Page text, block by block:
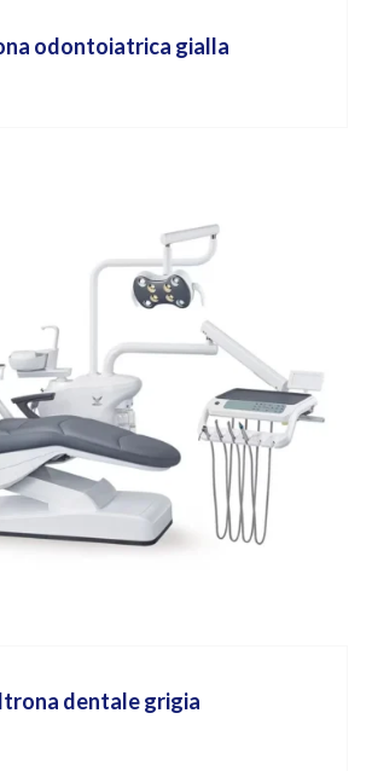
odontoiatrica gialla
dentale grigia